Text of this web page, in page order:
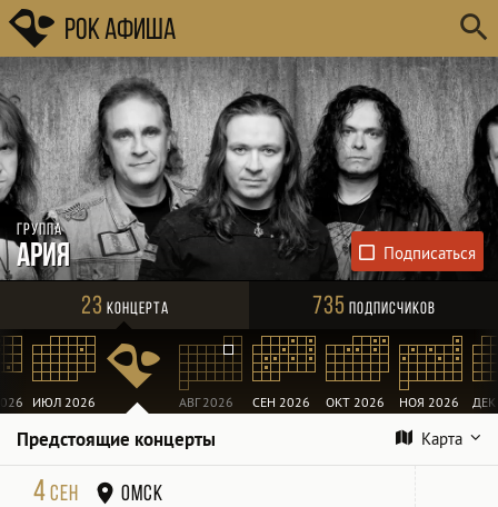
Рок Афиша
Группа
Ария
23 Концерта 735 Подписчиков
ИЮЛ 2026 АВГ 2026 СЕН 2026 ОКТ 2026 НОЯ 2026
Предстоящие концерты Карта
4сен Омск